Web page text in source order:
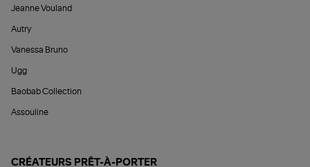
Jeanne Vouland
Autry
Vanessa Bruno
Ugg
Baobab Collection
Assouline
CRÉATEURS PRÊT-À-PORTER